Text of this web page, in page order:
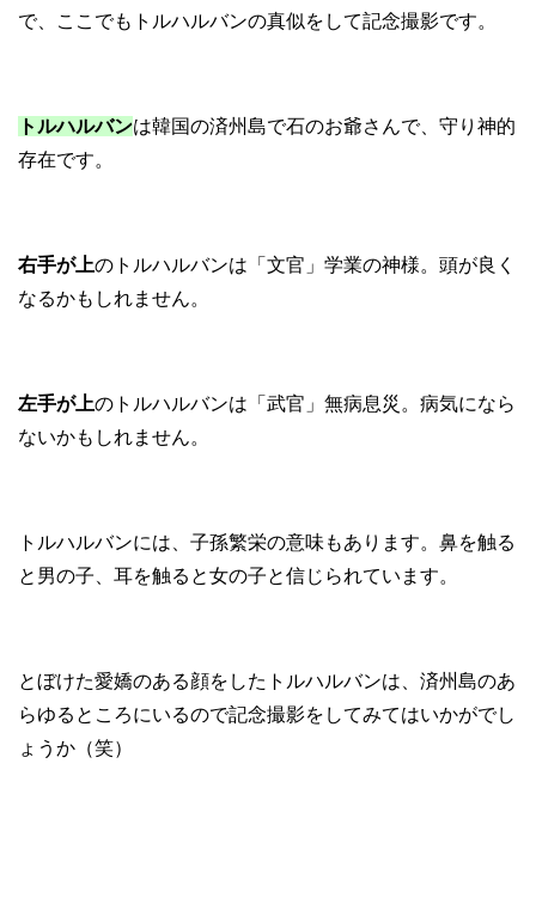
で、ここでもトルハルバンの真似をして記念撮影です。
トルハルバンは韓国の済州島で石のお爺さんで、守り神的
存在です。
右手が上のトルハルバンは「文官」学業の神様。頭が良く
なるかもしれません。
左手が上のトルハルバンは「武官」無病息災。病気になら
ないかもしれません。
トルハルバンには、子孫繁栄の意味もあります。鼻を触る
と男の子、耳を触ると女の子と信じられています。
とぼけた愛嬌のある顔をしたトルハルバンは、済州島のあ
らゆるところにいるので記念撮影をしてみてはいかがでし
ょうか（笑）